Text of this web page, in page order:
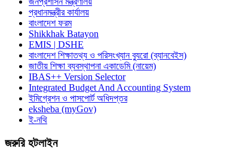
প্রধানমন্ত্রীর কার্যালয়
বাংলাদেশ ফরম
Shikkhak Batayon
EMIS | DSHE
বাংলাদেশ শিক্ষাতথ্য ও পরিসংখ্যান ব্যুরো (ব্যানবেইস)
জাতীয় শিক্ষা ব্যবস্থাপনা একাডেমি (নায়েম)
IBAS++ Version Selector
Integrated Budget And Accounting System
ইমিগ্রেশন ও পাসপোর্ট অধিদপ্তর
eksheba (myGov)
ই-নথি
জরুরি হটলাইন